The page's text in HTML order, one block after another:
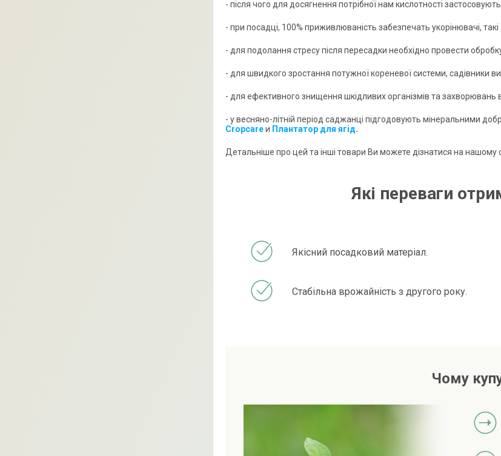
- після чого для досягнення потрібної нам кислотності
- при посадці, 100% приживлюваність забезпечать укорінювачі, такі
- для подолання стресу після пересадки необхідно провести
- для швидкого зростання потужної кореневої системи, садівники
- для ефективного знищення шкідливих організмів та захворювань
- у весняно-літній період саджанці підгодовують мінеральними
Cropcareи Плантатор для ягід.
Детальніше про цей та інші товари Ви можете дізнатися на нашому
Які переваги
Якісний посадковий матеріал.
Стабільна врожайність з другого року.
Чому